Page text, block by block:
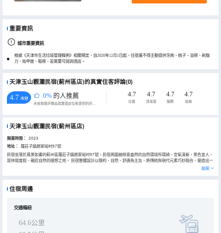
重要資訊
城市重要資訊
根據《天津市生活垃圾管理條例》相關規定，自2020年12月1日起，住宿業不得主動提供牙刷、梳子、浴擦、剃鬚
刀、指甲銼、鞋擦，若需要可諮詢酒店。
天津玉山觀瀾民宿(薊州區店)的真實住客評論(0)
4.7 /5分 0% 的人推薦
永安旅遊評價由真實酒店住客提供的評價。
4.7
位置
4.7
清潔度
4.7
服務
4.7
設施
天津玉山觀瀾民宿(薊州區店)
開業時間： 2023
地址：
羅莊子鎮趙家峪村97號
民宿坐落於風景如畫的薊州區羅莊子鎮趙家峪村97號，民宿周圍被綠意盎然的自然環境所環繞，空氣清新，景色宜人，
是休閒度假、親近自然的理想之地。 民宿整體設計以簡約、自然、舒適為主旨，將傳統與現代元素巧妙融合，營造出一
種温馨而寧靜的氛圍。步入民宿，彷彿進入了一個與世隔絕的世外桃源，讓人瞬間忘卻塵世的煩惱。 客房寬敞明亮，裝
飾典雅而不失温馨。每個房間都配備了高品質的床品和衞浴設施，確保您在入住期間能夠享受到舒適與便捷。此外，民
感受大自然的神奇魅力；或者前往附近的古村落，領略傳統村落的風貌和民俗文化；還可以在民宿的庭院中舉行燒烤派
題，都會及時為您解決，確保您在民宿的每一天都過得愉快而舒適。 總之，天津玉山觀瀾民宿是一個充滿魅力和特色的
一處安靜的避風港，這裏都將是您理想的選擇。歡迎您來天津玉山觀瀾民宿體驗別樣的旅行生活！
展開
住宿周邊
交通樞紐
64.6公里